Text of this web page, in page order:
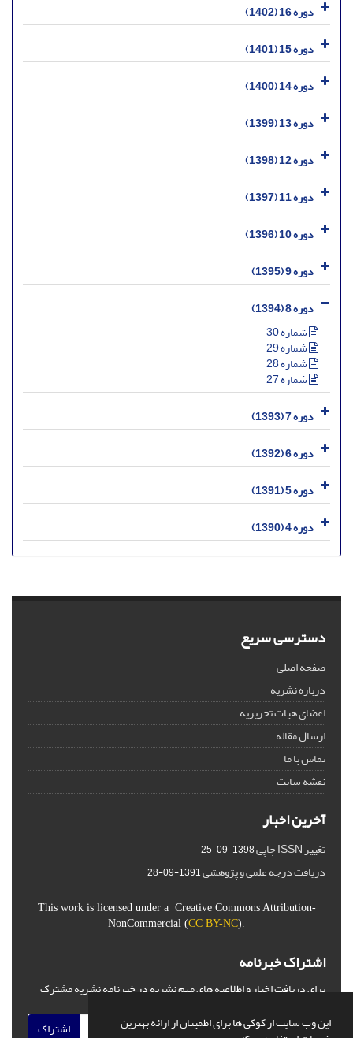
این وب سایت از کوکی ها برای اطمینان از ارائه بهترین
دوره 16 (1402)
دوره 15 (1401)
دوره 14 (1400)
دوره 13 (1399)
دوره 12 (1398)
دوره 11 (1397)
دوره 10 (1396)
دوره 9 (1395)
دوره 8 (1394)
شماره 30
شماره 29
شماره 28
شماره 27
دوره 7 (1393)
دوره 6 (1392)
دوره 5 (1391)
دوره 4 (1390)
دسترسی سریع
صفحه اصلی
درباره نشریه
اعضای هیات تحریریه
ارسال مقاله
تماس با ما
نقشه سایت
آخرین اخبار
تغییر ISSN چاپی 1398-09-25
دریافت درجه علمی و پژوهشی1391-09-28
This work is licensed under a Creative Commons Attribution-
NonCommercial (CC BY-NC).
اشتراک خبرنامه
برای دریافت اخبار و اطلاعیه های مهم نشریه در خبرنامه نشریه مشترک
اشتراک